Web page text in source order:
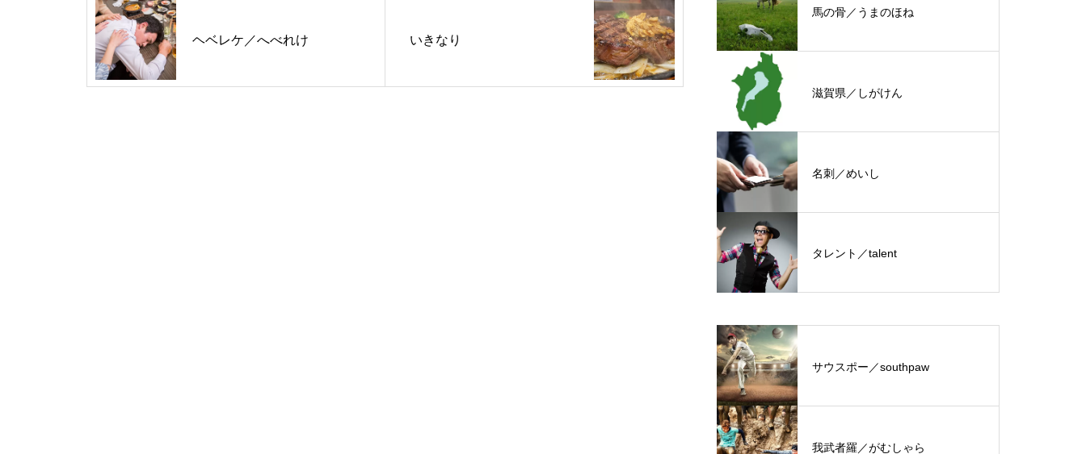
ヘベレケ／へべれけ いきなり
馬の骨／うまのほね
滋賀県／しがけん
名刺／めいし
タレント／talent
サウスポー／southpaw
我武者羅／がむしゃら